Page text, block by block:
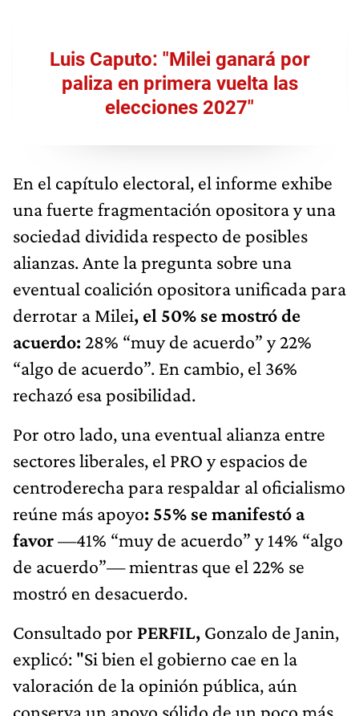
Luis Caputo: "Milei ganará por
paliza en primera vuelta las
elecciones 2027"
En el capítulo electoral, el informe exhibe
una fuerte fragmentación opositora y una
sociedad dividida respecto de posibles
alianzas. Ante la pregunta sobre una
eventual coalición opositora unificada para
derrotar a Milei, el 50% se mostró de
acuerdo: 28% “muy de acuerdo” y 22%
“algo de acuerdo”. En cambio, el 36%
rechazó esa posibilidad.
Por otro lado, una eventual alianza entre
sectores liberales, el PRO y espacios de
centroderecha para respaldar al oficialismo
reúne más apoyo: 55% se manifestó a
favor—41% “muy de acuerdo” y 14% “algo
de acuerdo”— mientras que el 22% se
mostró en desacuerdo.
Consultado por PERFIL, Gonzalo de Janin,
explicó: "Si bien el gobierno cae en la
valoración de la opinión pública, aún